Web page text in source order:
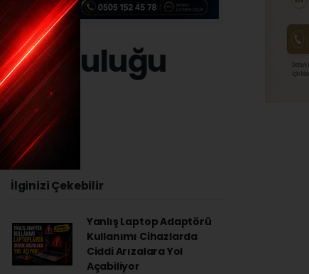
yolculuğu
- 15:10
İlginizi Çekebilir
Yanlış Laptop Adaptörü
Kullanımı Cihazlarda
Ciddi Arızalara Yol
Açabiliyor